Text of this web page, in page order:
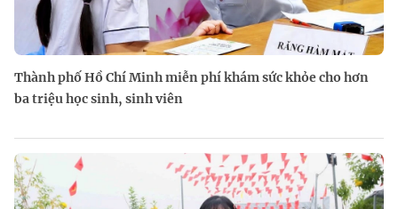
Thành phố Hồ Chí Minh miễn phí khám sức khỏe cho hơn
ba triệu học sinh, sinh viên